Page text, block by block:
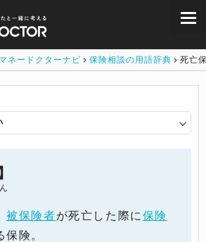
マネードクターナビ 保険相談の用語辞典 死亡
被保険者が死亡した際に 保険
保険。